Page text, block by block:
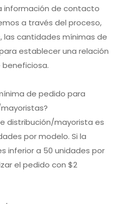
información de contacto
a través del proceso,
las cantidades mínimas de
establecer una relación
de pedido para
distribución/mayorista es
por modelo. Si la
inferior a 50 unidades por
el pedido con $2